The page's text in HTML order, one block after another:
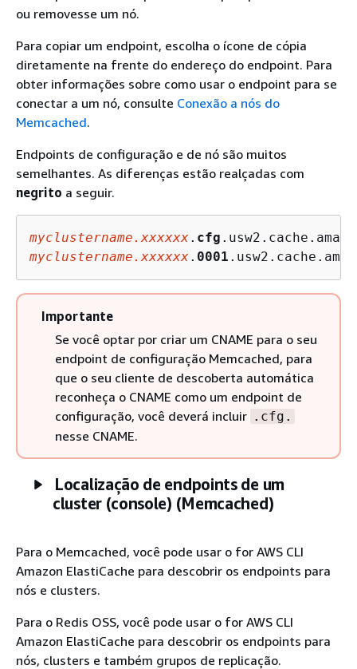
ou removesse um nó.
Para copiar um endpoint, escolha o ícone de cópia
diretamente na frente do endereço do endpoint. Para
obter informações sobre como usar o endpoint para se
conectar a um nó, consulte Conexão a nós do
Memcached.
Endpoints de configuração e de nó são muitos
semelhantes. As diferenças estão realçadas com
negrito a seguir.
myclustername.xxxxxx. cfg
myclustername.xxxxxx. 0001
Importante
Se você optar por criar um CNAME para o seu
endpoint de configuração Memcached, para
que o seu cliente de descoberta automática
reconheça o CNAME como um endpoint de
configuração, você deverá incluir .cfg.
nesse CNAME.
Localização de endpoints de um
cluster (console) (Memcached)
Para o Memcached, você pode usar o for AWS CLI
Amazon ElastiCache para descobrir os endpoints para
nós e clusters.
Para o Redis OSS, você pode usar o for AWS CLI
Amazon ElastiCache para descobrir os endpoints para
nós, clusters e também grupos de replicação.